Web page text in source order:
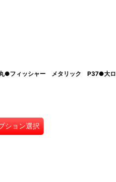
●フィッシャー メタリック P37●大ロ
ション選択